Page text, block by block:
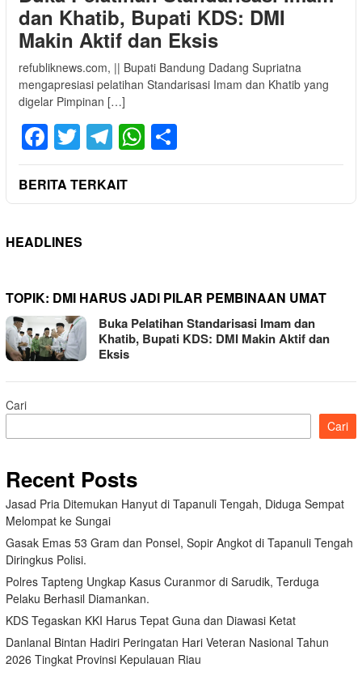
dan Khatib, Bupati KDS: DMI
Makin Aktif dan Eksis
refubliknews.com, || Bupati Bandung Dadang Supriatna
mengapresiasi pelatihan Standarisasi Imam dan Khatib yang
digelar Pimpinan […]
Facebook
Twitter
Telegram
WhatsApp
BERITA TERKAIT
HEADLINES
TOPIK: DMI HARUS JADI PILAR PEMBINAAN UMAT
Buka Pelatihan Standarisasi Imam dan
Khatib, Bupati KDS: DMI Makin Aktif dan
Eksis
Cari
Cari
Recent Posts
Jasad Pria Ditemukan Hanyut di Tapanuli Tengah, Diduga Sempat
Melompat ke Sungai
Gasak Emas 53 Gram dan Ponsel, Sopir Angkot di Tapanuli Tengah
Diringkus Polisi.
Polres Tapteng Ungkap Kasus Curanmor di Sarudik, Terduga
Pelaku Berhasil Diamankan.
KDS Tegaskan KKI Harus Tepat Guna dan Diawasi Ketat
Danlanal Bintan Hadiri Peringatan Hari Veteran Nasional Tahun
2026 Tingkat Provinsi Kepulauan Riau